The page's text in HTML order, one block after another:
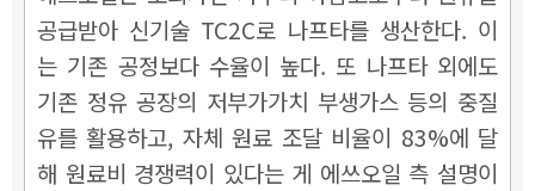
공급받아 신기술 TC2C로 나프타를 생산한다. 이
는 기존 공정보다 수율이 높다. 또 나프타 외에도
기존 정유 공장의 저부가가치 부생가스 등의 중질
유를 활용하고, 자체 원료 조달 비율이 83%에 달
해 원료비 경쟁력이 있다는 게 에쓰오일 측 설명이